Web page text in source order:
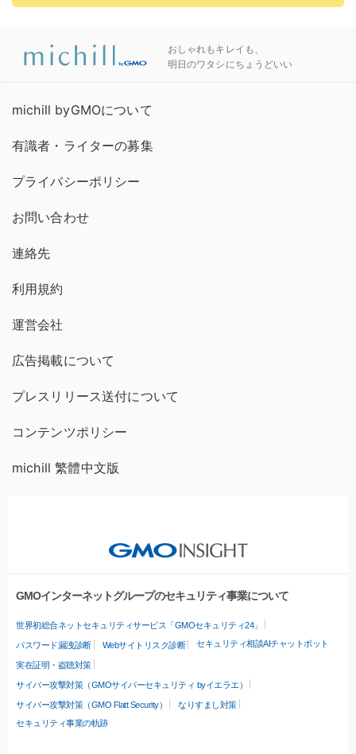
おしゃれもキレイも、
明日のワタシにちょうどいい
michill byGMOについて
有識者・ライターの募集
プライバシーポリシー
お問い合わせ
連絡先
利用規約
運営会社
広告掲載について
プレスリリース送付について
コンテンツポリシー
michill 繁體中文版
GMOインターネットグループのセキュリティ事業について
世界初総合ネットセキュリティサービス「GMOセキュリティ24」
パスワード漏洩診断 Webサイトリスク診断 セキュリティ相談AIチャットボット
実在証明・盗聴対策
サイバー攻撃対策（GMOサイバーセキュリティ byイエラエ）
サイバー攻撃対策（GMO Flatt Security）
なりすまし対策
セキュリティ事業の軌跡